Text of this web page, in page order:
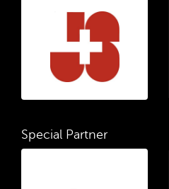
Special Partner